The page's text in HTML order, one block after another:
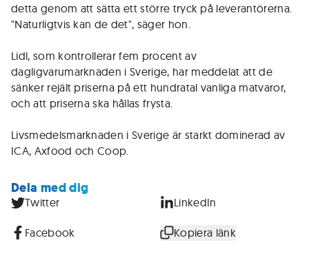
detta genom att sätta ett större tryck på leverantörerna.
"Naturligtvis kan de det", säger hon.
Lidl, som kontrollerar fem procent av
dagligvarumarknaden i Sverige, har meddelat att de
sänker rejält priserna på ett hundratal vanliga matvaror,
och att priserna ska hållas frysta.
Livsmedelsmarknaden i Sverige är starkt dominerad av
ICA, Axfood och Coop.
Dela med dig
Twitter LinkedIn
Facebook Kopiera länk